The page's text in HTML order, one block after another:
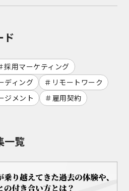
ド
採用マーケティング
ディング
リモートワーク
ジメント 雇用契約
一覧